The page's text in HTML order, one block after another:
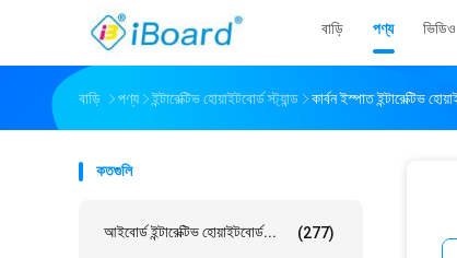
বাড়ি পণ্য ভিডিও
বাড়ি পণ্য ইন্টারেক্টিভ হোয়াইটবোর্ড স্ট্যান্ড কার্বন ইস্পাত ইন্টারেক্টিভ
কতগুলি
আইবোর্ড ইন্টারেক্টিভ হোয়াইটবোর্ড... (277)